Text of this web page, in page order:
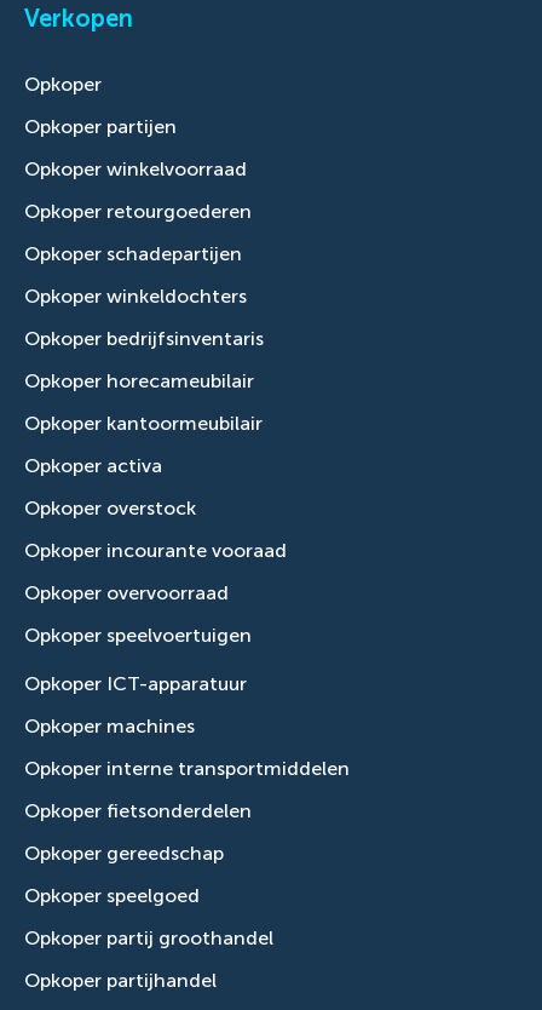
Verkopen
Opkoper
Opkoper partijen
Opkoper winkelvoorraad
Opkoper retourgoederen
Opkoper schadepartijen
Opkoper winkeldochters
Opkoper bedrijfsinventaris
Opkoper horecameubilair
Opkoper kantoormeubilair
Opkoper activa
Opkoper overstock
Opkoper incourante vooraad
Opkoper overvoorraad
Opkoper speelvoertuigen
Opkoper ICT-apparatuur
Opkoper machines
Opkoper interne transportmiddelen
Opkoper fietsonderdelen
Opkoper gereedschap
Opkoper speelgoed
Opkoper partij groothandel
Opkoper partijhandel